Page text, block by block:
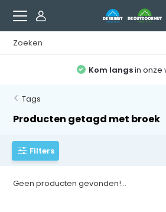
Kom langsin onze
Tags
Producten getagd met broek
Filters
Geen producten gevonden!...